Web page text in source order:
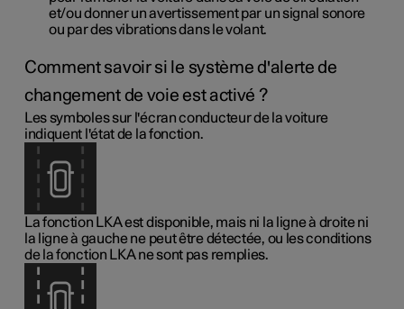
et/ou donner un avertissement par un signal sonore
ou par des vibrations dans le volant.
Comment savoir si le système d'alerte de
changement de voie est activé ?
Les symboles sur l'écran conducteur de la voiture
indiquent l'état de la fonction.
La fonction LKA est disponible, mais ni la ligne à droite ni
la ligne à gauche ne peut être détectée, ou les conditions
de la fonction LKA ne sont pas remplies.